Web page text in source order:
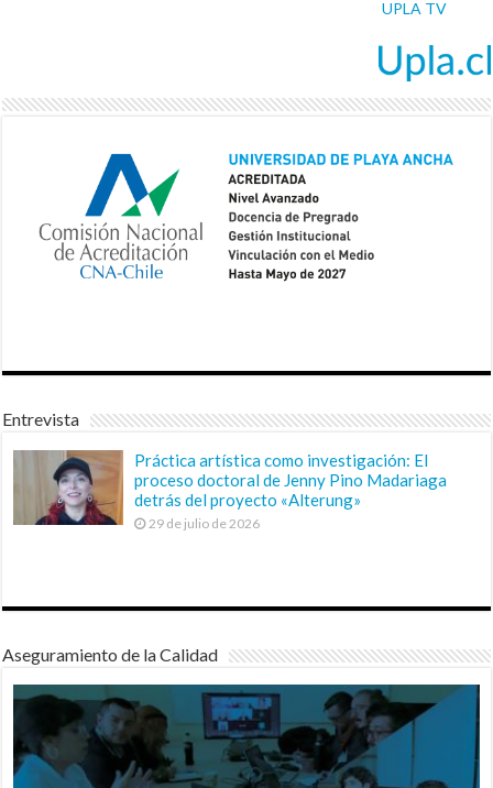
UPLA TV
Entrevista
Práctica artística como investigación: El
proceso doctoral de Jenny Pino Madariaga
detrás del proyecto «Alterung»
29 de julio de 2026
Aseguramiento de la Calidad